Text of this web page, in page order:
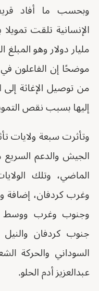
وبحسب ما أفاد
مليار دولار وهو
موضحًا إن الفاعلون في
من توصيل الإغاثة
إليها بسبب نقص
وتأثرت سبعة ولايات
الجيش والدعم
الماضي، وتلك
وغرب كردفان، إضافة
وجنوب وغرب ووسط
جنوب كردفان
السوداني والحركة
عبدالعزيز أدم الحلو.